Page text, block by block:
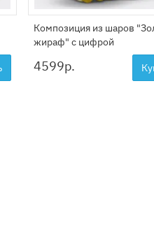
Композиция из шаров
жираф" с цифрой
4599р.